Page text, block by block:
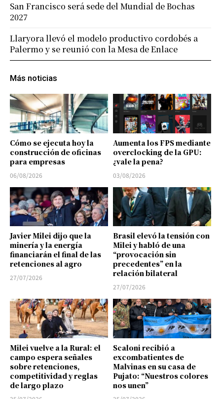
Más noticias
Cómo se ejecuta hoy la
construcción de oficinas
para empresas
06/08/2026
Aumenta los FPS mediante
overclocking de la GPU:
¿vale la pena?
03/08/2026
Javier Milei dijo que la
minería y la energía
financiarán el final de las
retenciones al agro
27/07/2026
Brasil elevó la tensión con
Milei y habló de una
“provocación sin
precedentes” en la
relación bilateral
27/07/2026
Milei vuelve a la Rural: el
campo espera señales
sobre retenciones,
competitividad y reglas
de largo plazo
Scaloni recibió a
excombatientes de
Malvinas en su casa de
Pujato: “Nuestros colores
nos unen”
San Francisco será sede del Mundial de Bochas
2027
Llaryora llevó el modelo productivo cordobés a
Palermo y se reunió con la Mesa de Enlace